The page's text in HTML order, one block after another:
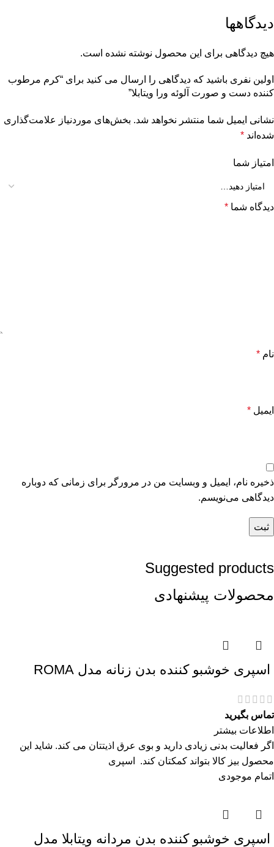
دیدگاهها
هیچ دیدگاهی برای این محصول نوشته نشده است.
اولین نفری باشید که دیدگاهی را ارسال می کنید برای “کرم مرطوب
کننده دست و صورت آلوئه ورا ویتابلا”
نشانی ایمیل شما منتشر نخواهد شد. بخش‌های موردنیاز علامت‌گذاری
شده‌اند *
امتیاز شما
دیدگاه شما *
نام *
ایمیل *
ذخیره نام، ایمیل و وبسایت من در مرورگر برای زمانی که دوباره
دیدگاهی می‌نویسم.
Suggested products
محصولات پیشنهادی
اسپری خوشبو کننده بدن زنانه مدل ROMA
تماس بگیرید
اطلاعات بیشتر
اگر فعالیت بدنی زیادی دارید و بوی عرق اذیتتان می کند. شاید این
محصول بیز کالا بتواند کمکتان کند. اسپری
اتمام موجودی
اسپری خوشبو کننده بدن مردانه ویتابلا مدل